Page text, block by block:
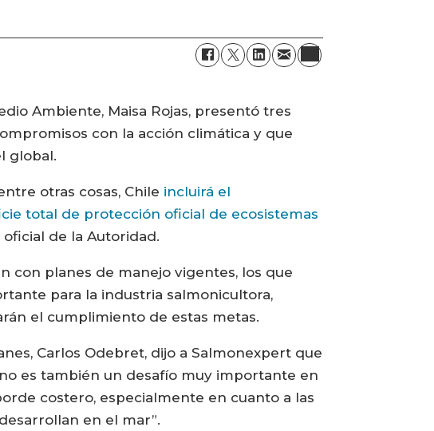
Ambiente, Maisa Rojas, presentó tres
con la acción climática y que
global.
otras cosas, Chile incluirá el
total de protección oficial de ecosistemas
de la Autoridad.
con planes de manejo vigentes, los que
para la industria salmonicultora,
el cumplimiento de estas metas.
Carlos Odebret, dijo a Salmonexpert que
es también un desafío muy importante en
costero, especialmente en cuanto a las
en el mar”.